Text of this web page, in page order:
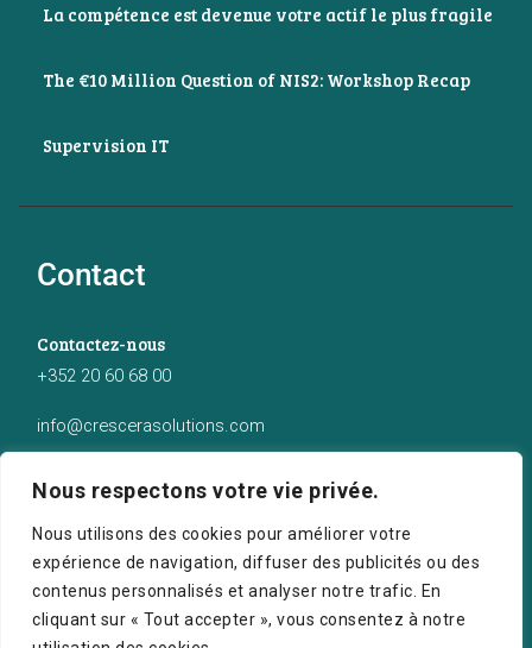
Nous respectons votre vie privée.
Nous utilisons des cookies pour améliorer votre
expérience de navigation, diffuser des publicités ou des
contenus personnalisés et analyser notre trafic. En
cliquant sur « Tout accepter », vous consentez à notre
La compétence est devenue votre actif le plus fragile
The €10 Million Question of NIS2: Workshop Recap
Supervision IT
Contact
Contactez-nous
+352 20 60 68 00
info@crescerasolutions.com
50 route d’Esch (2ème étage), Luxembourg